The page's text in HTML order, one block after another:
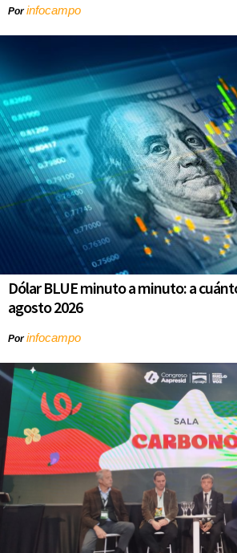
Porinfocampo
Dólar BLUE minuto a minuto: a
agosto 2026
Porinfocampo